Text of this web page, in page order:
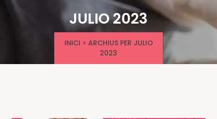
JULIO 2023
INICI > ARCHIUS PER JULIO
2023